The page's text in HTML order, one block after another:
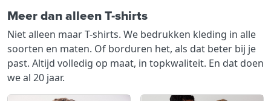
Meer dan alleen T-shirts
Niet alleen maar T-shirts. We bedrukken kleding in alle
soorten en maten. Of borduren het, als dat beter bij je
past. Altijd volledig op maat, in topkwaliteit. En dat doen
we al 20 jaar.